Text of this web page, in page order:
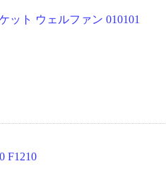
ット ウェルファン 010101
F1210